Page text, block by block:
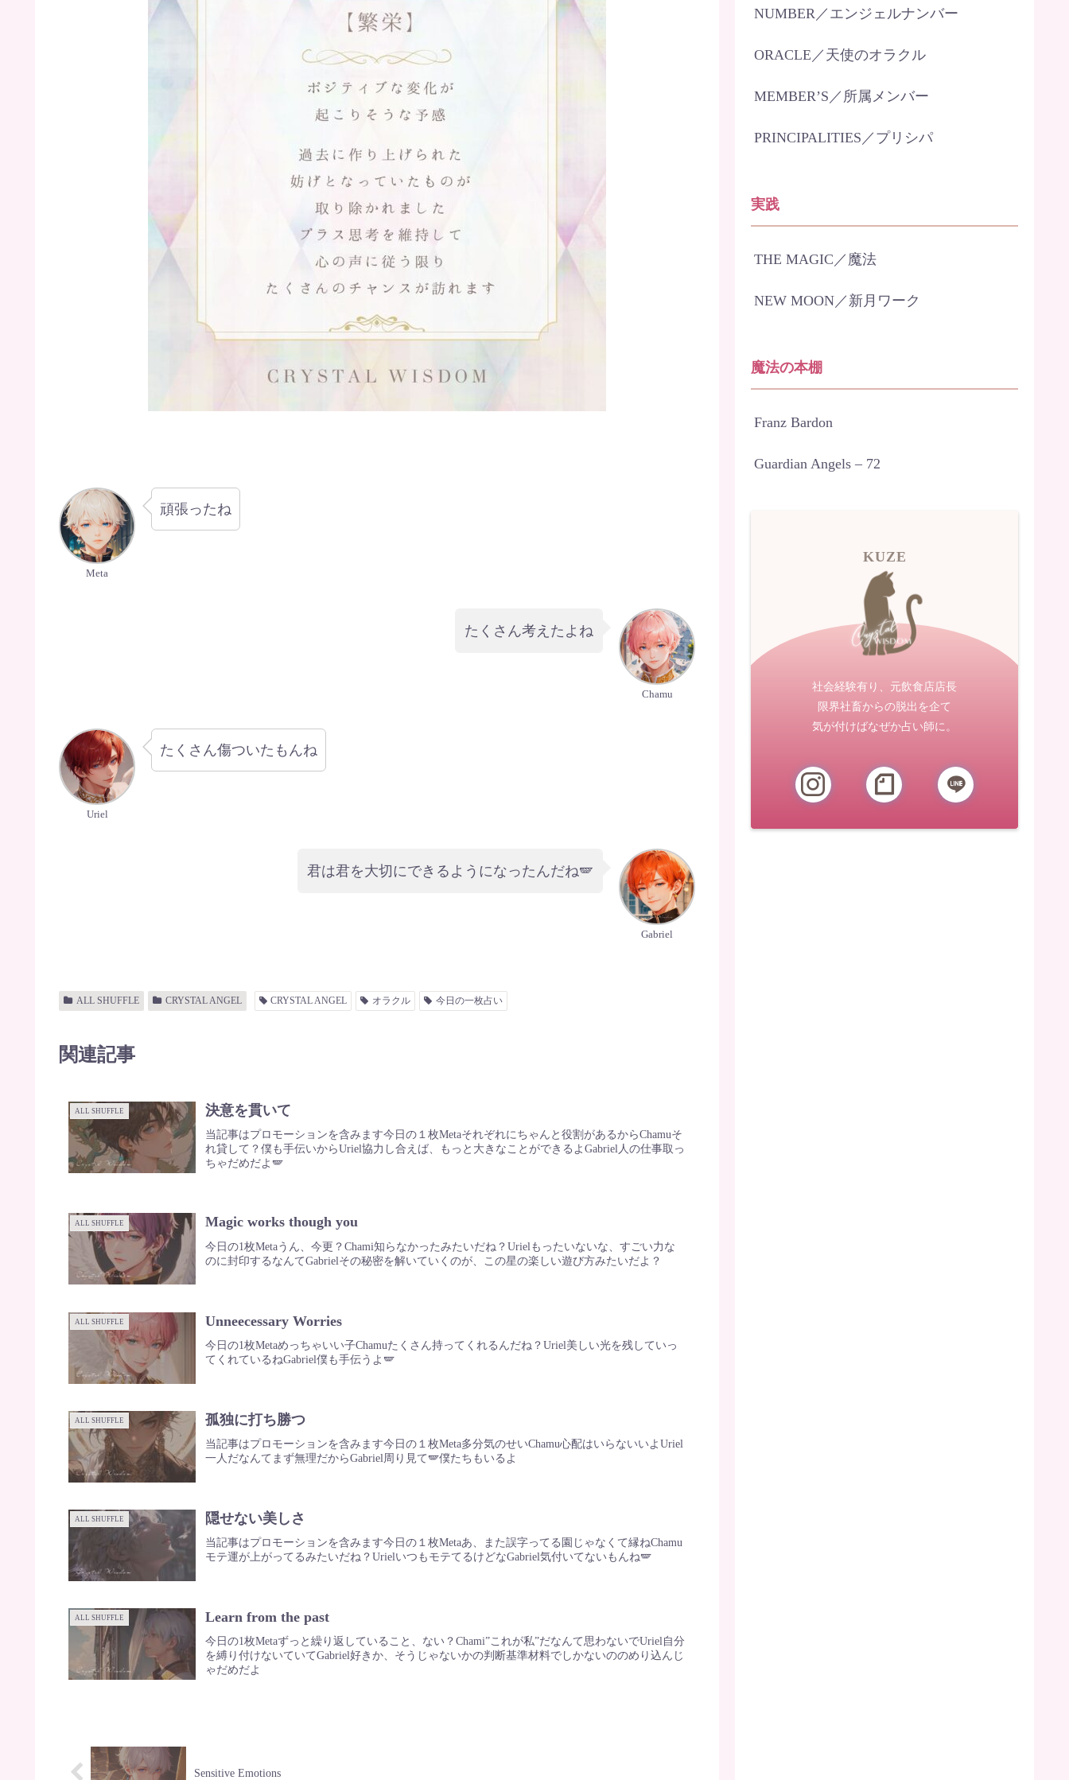
Meta
頑張ったね
Chamu
たくさん考えたよね
Uriel
たくさん傷ついたもんね
Gabriel
君は君を大切にできるようになったんだね🪽
ALL SHUFFLE CRYSTAL ANGEL CRYSTAL ANGEL オラクル 今日の一枚占い
関連記事
ALL SHUFFLE 決意を貫いて
当記事はプロモーションを含みます今日の１枚Metaそれぞれにちゃんと役割があるからChamuそ
れ貸して？僕も手伝いからUriel協力し合えば、もっと大きなことができるよGabriel人の仕事取っ
ちゃだめだよ🪽
ALL SHUFFLE Magic works though you
今日の1枚Metaうん、今更？Chami知らなかったみたいだね？Urielもったいないな、すごい力な
のに封印するなんてGabrielその秘密を解いていくのが、この星の楽しい遊び方みたいだよ？
ALL SHUFFLE Unneecessary Worries
今日の1枚Metaめっちゃいい子Chamuたくさん持ってくれるんだね？Uriel美しい光を残していっ
てくれているねGabriel僕も手伝うよ🪽
ALL SHUFFLE 孤独に打ち勝つ
当記事はプロモーションを含みます今日の１枚Meta多分気のせいChamu心配はいらないいよUriel
一人だなんてまず無理だからGabriel周り見て🪽僕たちもいるよ
ALL SHUFFLE 隠せない美しさ
当記事はプロモーションを含みます今日の１枚Metaあ、また誤字ってる園じゃなくて縁ねChamu
モテ運が上がってるみたいだね？UrielいつもモテてるけどなGabriel気付いてないもんね🪽
ALL SHUFFLE Learn from the past
今日の1枚Metaずっと繰り返していること、ない？Chami”これが私”だなんて思わないでUriel自分
を縛り付けないていてGabriel好きか、そうじゃないかの判断基準材料でしかないののめり込んじ
ゃだめだよ
Sensitive Emotions
NUMBER／エンジェルナンバー
ORACLE／天使のオラクル
MEMBER’S／所属メンバー
PRINCIPALITIES／プリシパ
実践
THE MAGIC／魔法
NEW MOON／新月ワーク
魔法の本棚
Franz Bardon
Guardian Angels – 72
KUZE
社会経験有り、元飲食店店長
限界社畜からの脱出を企て
気が付けばなぜか占い師に。